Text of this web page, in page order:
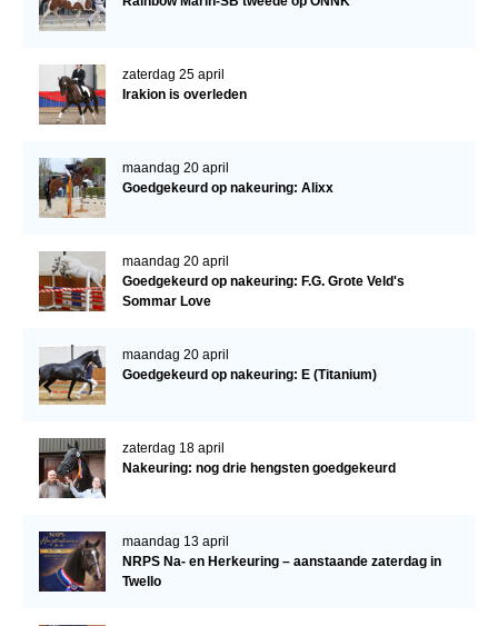
Bestuur Regio West
Bestuur Regio Zuid
Word vrijiwilliger
KALENDER
Evenementen
zaterdag 25 april
Irakion is overleden
maandag 20 april
Goedgekeurd op nakeuring: Alixx
maandag 20 april
Goedgekeurd op nakeuring: F.G. Grote Veld's
Sommar Love
maandag 20 april
Goedgekeurd op nakeuring: E (Titanium)
zaterdag 18 april
Nakeuring: nog drie hengsten goedgekeurd
maandag 13 april
NRPS Na- en Herkeuring – aanstaande zaterdag in
Twello